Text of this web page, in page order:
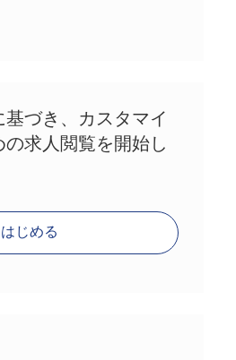
づき、カスタマイ
求人閲覧を開始し
はじめる